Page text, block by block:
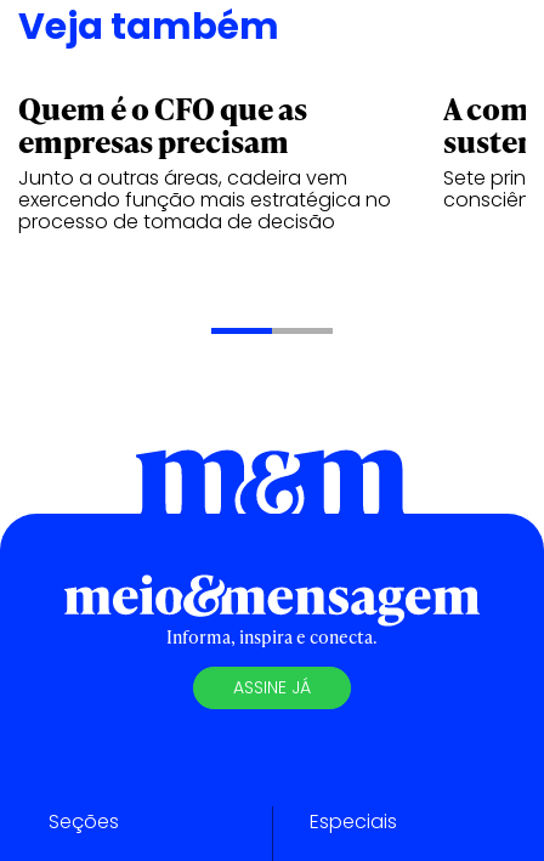
Veja também
Quem é o CFO que as
empresas precisam
Junto a outras áreas, cadeira vem
exercendo função mais estratégica no
processo de tomada de decisão
A
Sete
Informa, inspira e conecta.
ASSINE JÁ
Seções Especiais